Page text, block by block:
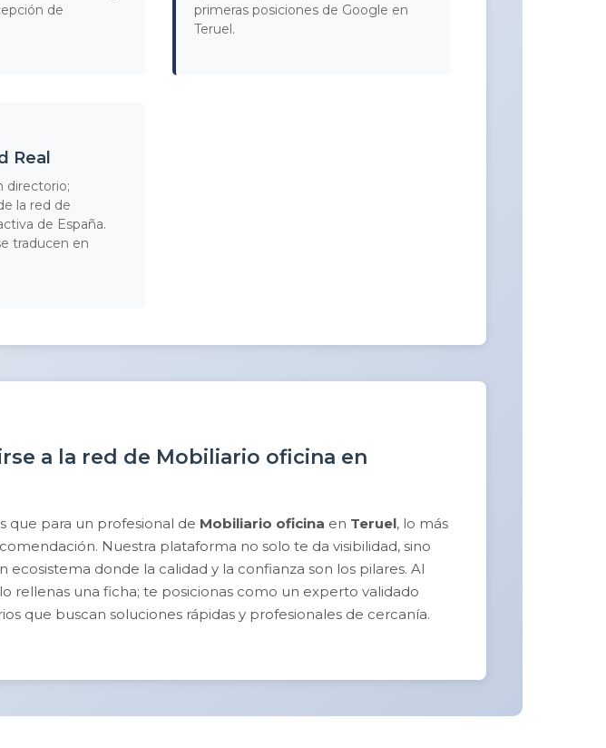
de
primeras posiciones de Google en
Teruel.
Real
directorio;
la red de
de España.
traducen en
a la red de Mobiliario oficina en
que para un profesional de Mobiliario oficina en Teruel, lo más
Nuestra plataforma no solo te da visibilidad, sino
ecosistema donde la calidad y la confianza son los pilares. Al
rellenas una ficha; te posicionas como un experto validado
que buscan soluciones rápidas y profesionales de cercanía.